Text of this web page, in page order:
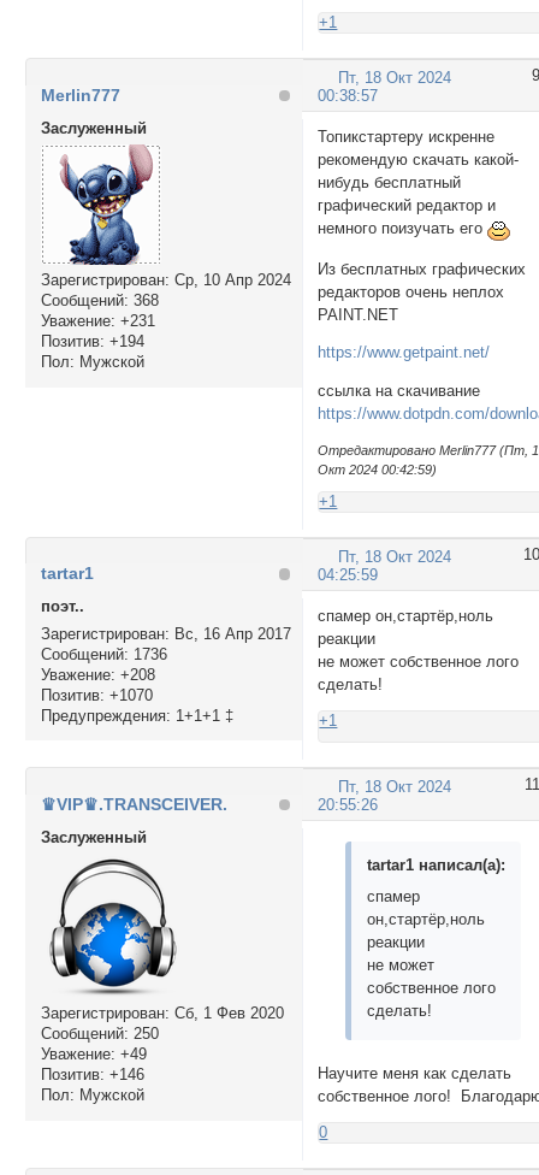
+1
9
Пт, 18 Окт 2024
00:38:57
Merlin777
Заслуженный
Зарегистрирован: Ср, 10 Апр 2024
Сообщений: 368
Уважение: +231
Позитив: +194
Пол: Мужской
Топикстартеру искренне
рекомендую скачать какой-
нибудь бесплатный
графический редактор и
немного поизучать его
Из беcплатных графических
редакторов очень неплох
PAINT.NET
https://www.getpaint.net/
ссылка на скачивание
https://www.dotpdn.com/
Отредактировано Merlin777 (Пт,
Окт 2024 00:42:59)
+1
10
Пт, 18 Окт 2024
04:25:59
tartar1
поэт..
Зарегистрирован: Вс, 16 Апр 2017
Сообщений: 1736
Уважение: +208
Позитив: +1070
Предупреждения: 1+1+1 ‡
спамер он,стартёр,ноль
реакции
не может собственное лого
сделать!
+1
11
Пт, 18 Окт 2024
20:55:26
♛VIP♛.TRANSCEIVER.
Заслуженный
Зарегистрирован: Сб, 1 Фев 2020
Сообщений: 250
Уважение: +49
Позитив: +146
Пол: Мужской
tartar1 написал(а):
спамер
он,стартёр,ноль
реакции
не может
собственное лого
сделать!
Научите меня как сделать
собственное лого!
0